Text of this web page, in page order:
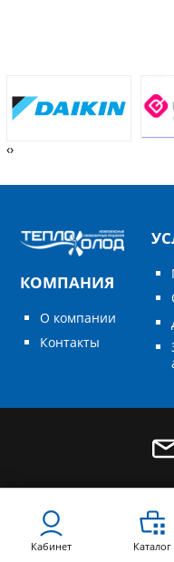
‹›
КОМПАНИЯ
О компании
Контакты
+7 (496) 795-
Кабинет Каталог